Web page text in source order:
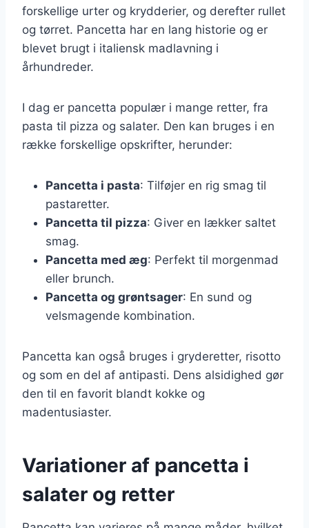
forskellige urter og krydderier, og derefter rullet
og tørret. Pancetta har en lang historie og er
blevet brugt i italiensk madlavning i
århundreder.
I dag er pancetta populær i mange retter, fra
pasta til pizza og salater. Den kan bruges i en
række forskellige opskrifter, herunder:
Pancetta i pasta: Tilføjer en rig smag til
pastaretter.
Pancetta til pizza: Giver en lækker saltet
smag.
Pancetta med æg: Perfekt til morgenmad
eller brunch.
Pancetta og grøntsager: En sund og
velsmagende kombination.
Pancetta kan også bruges i gryderetter, risotto
og som en del af antipasti. Dens alsidighed gør
den til en favorit blandt kokke og
madentusiaster.
Variationer af pancetta i
salater og retter